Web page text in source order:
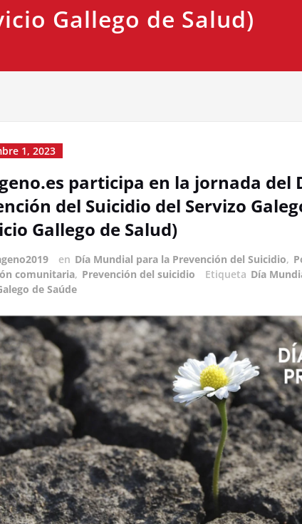
Gallego de Salud)
1, 2023
participa en la jornada del
del Suicidio del Servizo
Gallego de Salud)
en Día Mundial para la Prevención del Suicidio,
comunitaria, Prevención del suicidio Etiqueta Día
de Saúde